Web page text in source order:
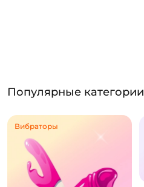
Популярные категории
Вибраторы